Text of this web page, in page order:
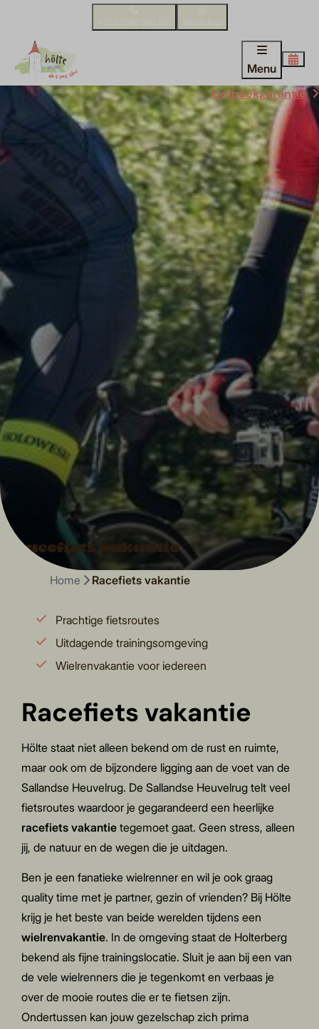
Menu
Racefiets vakantie
Omboekgarantie
Home Racefiets vakantie
Prachtige fietsroutes
Uitdagende trainingsomgeving
Wielrenvakantie voor iedereen
Racefiets vakantie
Hölte staat niet alleen bekend om de rust en ruimte,
maar ook om de bijzondere ligging aan de voet van de
Sallandse Heuvelrug. De Sallandse Heuvelrug telt veel
fietsroutes waardoor je gegarandeerd een heerlijke
racefiets vakantie tegemoet gaat. Geen stress, alleen
jij, de natuur en de wegen die je uitdagen.
Ben je een fanatieke wielrenner en wil je ook graag
quality time met je partner, gezin of vrienden? Bij Hölte
krijg je het beste van beide werelden tijdens een
wielrenvakantie. In de omgeving staat de Holterberg
bekend als fijne trainingslocatie. Sluit je aan bij een van
de vele wielrenners die je tegenkomt en verbaas je
over de mooie routes die er te fietsen zijn.
Ondertussen kan jouw gezelschap zich prima